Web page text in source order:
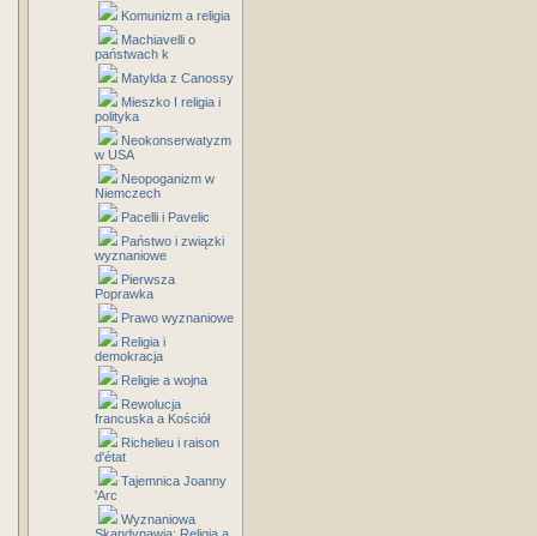
Komunizm a religia
Machiavelli o
państwach k
Matylda z Canossy
Mieszko I religia i
polityka
Neokonserwatyzm
w USA
Neopoganizm w
Niemczech
Pacelli i Pavelic
Państwo i związki
wyznaniowe
Pierwsza
Poprawka
Prawo wyznaniowe
Religia i
demokracja
Religie a wojna
Rewolucja
francuska a Kościół
Richelieu i raison
d'état
Tajemnica Joanny
'Arc
Wyznaniowa